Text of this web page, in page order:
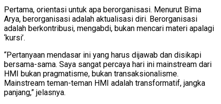
Pertama, orientasi untuk apa berorganisasi. Menurut Bima
Arya, berorganisasi adalah aktualisasi diri. Berorganisasi
adalah berkontribusi, mengabdi, bukan mencari materi apalagi
‘kursi’.
“Pertanyaan mendasar ini yang harus dijawab dan disikapi
bersama-sama. Saya sangat percaya hari ini mainstream dari
HMI bukan pragmatisme, bukan transaksionalisme.
Mainstream teman-teman HMI adalah transformatif, jangka
panjang,” jelasnya.